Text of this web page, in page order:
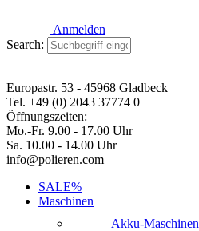
Anmelden
Search:
Europastr. 53 - 45968 Gladbeck
Tel. +49 (0) 2043 37774 0
Öffnungszeiten:
Mo.-Fr. 9.00 - 17.00 Uhr
Sa. 10.00 - 14.00 Uhr
info@polieren.com
SALE%
Maschinen
Akku-Maschinen